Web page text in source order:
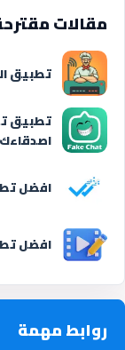
مقالات
تطبيق
تطبيق
اصدقاءك
افضل
افضل
روابط مهمة